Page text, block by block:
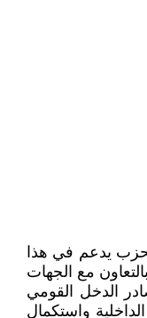
) موضوع السياحة مؤكدا على ان "الحزب يدعم في هذا
مع الجهات
الدخل القومي
واستكمال